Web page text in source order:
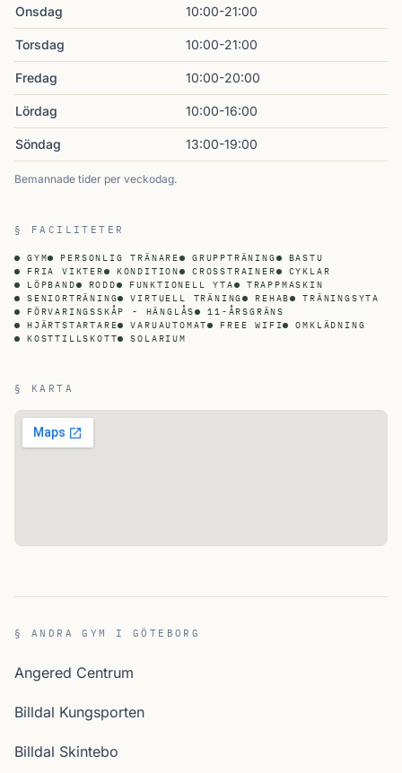
Onsdag 10:00-21:00
Torsdag 10:00-21:00
Fredag 10:00-20:00
Lördag 10:00-16:00
Söndag 13:00-19:00
Bemannade tider per veckodag.
§ FACILITETER
GYM PERSONLIG TRÄNARE GRUPPTRÄNING
BASTU
FRIA VIKTER
KONDITION CROSSTRAINER
CYKLAR
LÖPBAND
RODD FUNKTIONELL YTA
TRAPPMASKIN
SENIORTRÄNING
VIRTUELL TRÄNING REHAB
TRÄNINGSYTA
FÖRVARINGSSKÅP - HÄNGLÅS
11-ÅRSGRÄNS
HJÄRTSTARTARE
VARUAUTOMAT FREE WIFI
OMKLÄDNING
KOSTTILLSKOTT
SOLARIUM
§ KARTA
§ ANDRA GYM I GÖTEBORG
Angered Centrum
Billdal Kungsporten
Billdal Skintebo